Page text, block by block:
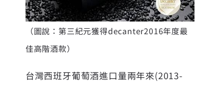
（圖說：第三紀元獲得decanter2016年度最
佳高階酒款）
台灣西班牙葡萄酒進口量兩年來(2013-